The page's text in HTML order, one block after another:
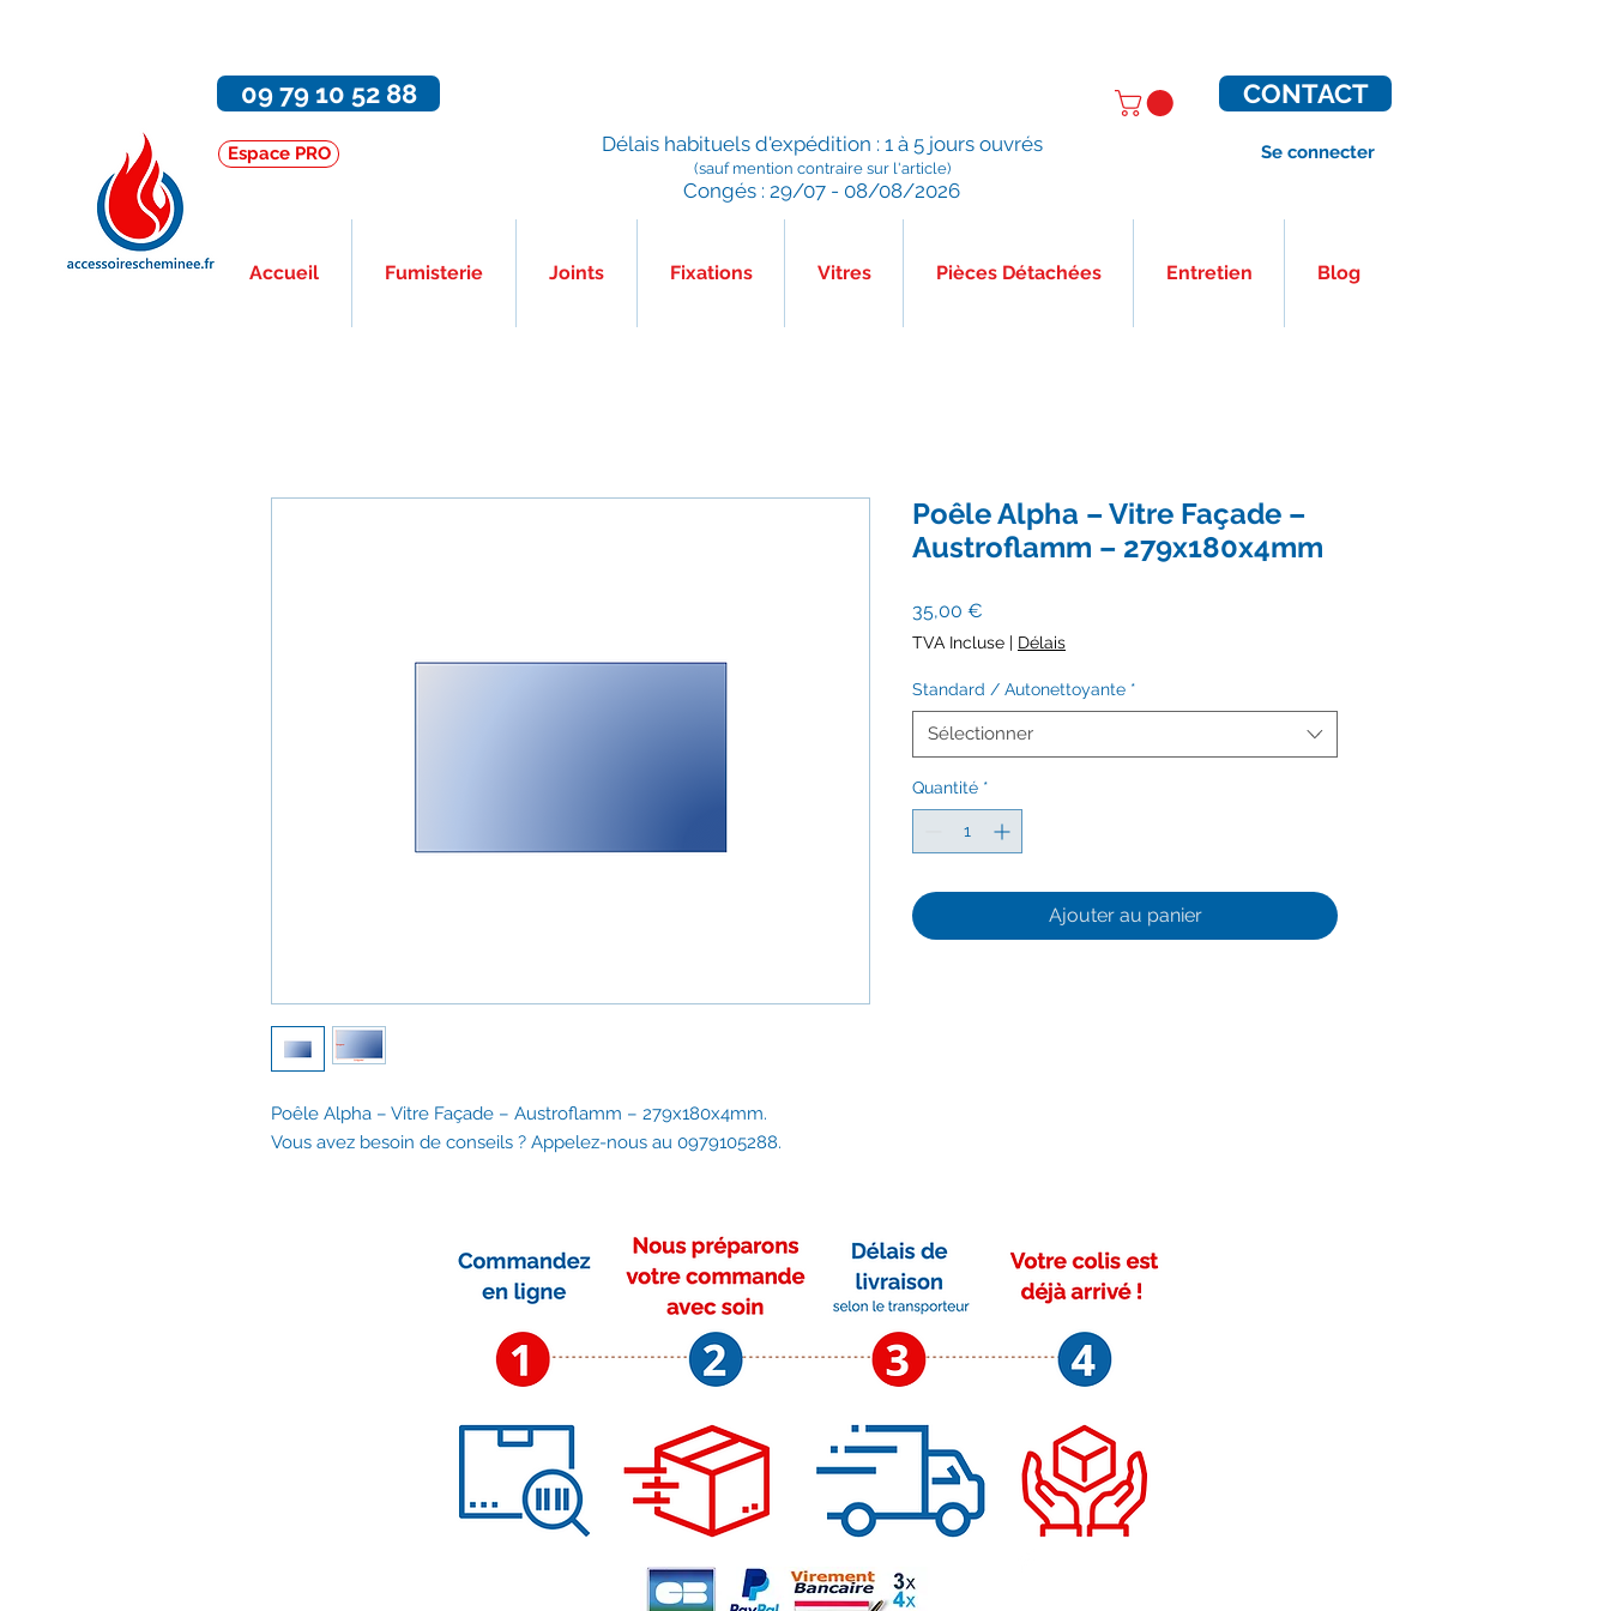
09 79 10 52 88 CONTACT
Se connecter
Accueil Fumisterie Joints Fixations Vitres Pièces Détachées Entretien Blog
Espace PRO Délais habituels d'expédition : 1 à 5 jours ouvrés
(sauf mention contraire sur l'article)
Congés : 29/07 - 08/08/2026
Poêle Alpha – Vitre Façade – Austroflamm – 279x180x4mm.
Vous avez besoin de conseils ? Appelez-nous au 0979105288.
Poêle Alpha – Vitre Façade –
Austroflamm – 279x180x4mm
35,00 €
TVA Incluse | Délais
Standard / Autonettoyante *
Sélectionner
Quantité *
Ajouter au panier